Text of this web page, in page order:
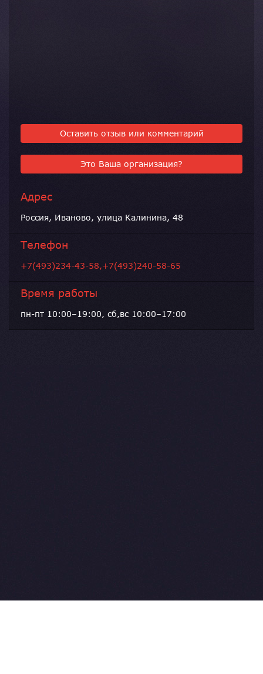
Оставить отзыв или комментарий
Это Ваша организация?
Адрес
Россия, Иваново, улица Калинина, 48
Телефон
+7(493)234-43-58,+7(493)240-58-65
Время работы
пн-пт 10:00–19:00, сб,вс 10:00–17:00